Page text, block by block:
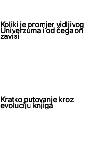
Koliki je promjer vidljivog
Univerzuma i od čega on
zavisi
Kratko putovanje kroz
evoluciju knjiga